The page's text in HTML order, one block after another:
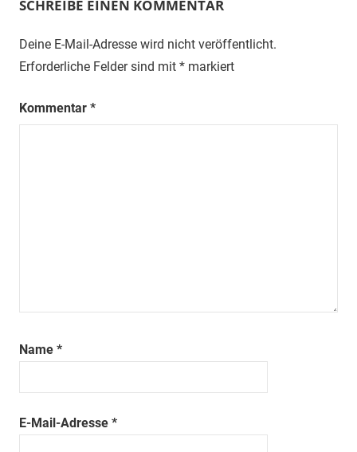
SCHREIBE EINEN KOMMENTAR
Deine E-Mail-Adresse wird nicht veröffentlicht.
Erforderliche Felder sind mit * markiert
Kommentar *
Name *
E-Mail-Adresse *